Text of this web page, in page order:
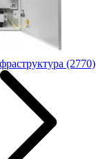
(2770)